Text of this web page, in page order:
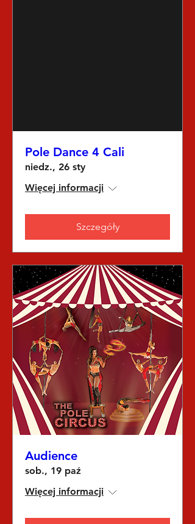
Pole Dance 4 Cali
niedz., 26 sty
Więcej informacji
Szczegóły
Audience
sob., 19 paź
Więcej informacji